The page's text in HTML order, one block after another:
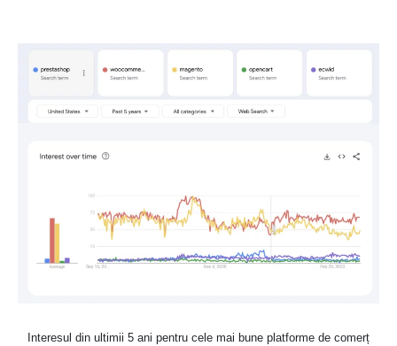
Interesul din ultimii 5 ani pentru cele mai bune platforme de comerț